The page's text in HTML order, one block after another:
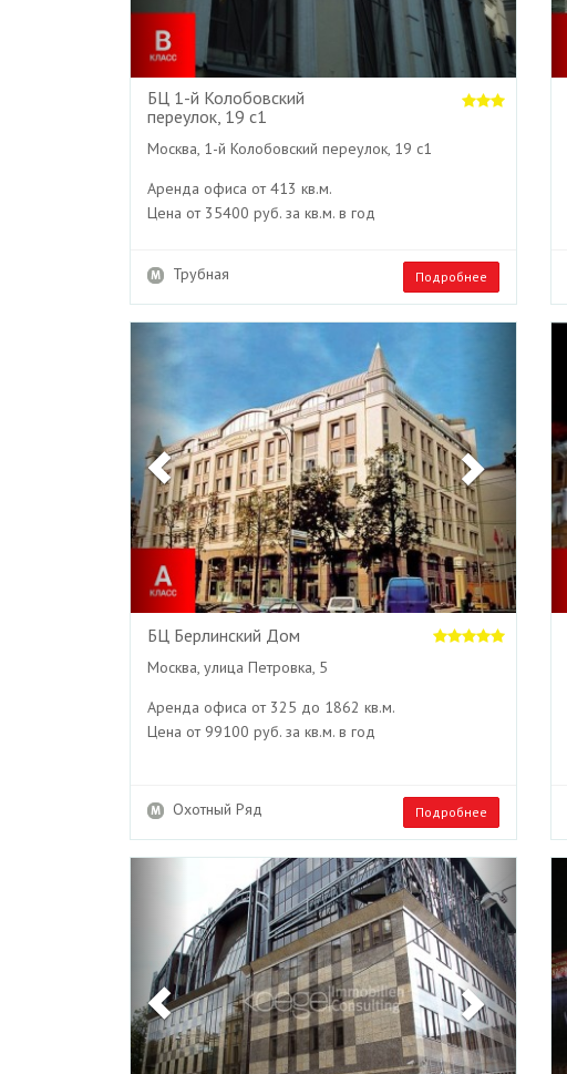
БЦ 1-й Колобовский
переулок, 19 с1
Москва, 1-й Колобовский переулок, 19 с1
Аренда офиса от 413 кв.м.
Цена от 35400 руб. за кв.м. в год
Трубная Подробнее
Previous
БЦ Берлинский Дом
Москва, улица Петровка, 5
Аренда офиса от 325 до 1862 кв.м.
Цена от 99100 руб. за кв.м. в год
Охотный Ряд Подробнее